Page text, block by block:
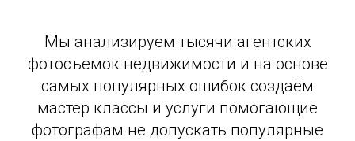
Мы анализируем тысячи агентских
фотосъёмок недвижимости и на основе
самых популярных ошибок создаём
мастер классы и услуги помогающие
фотографам не допускать популярные